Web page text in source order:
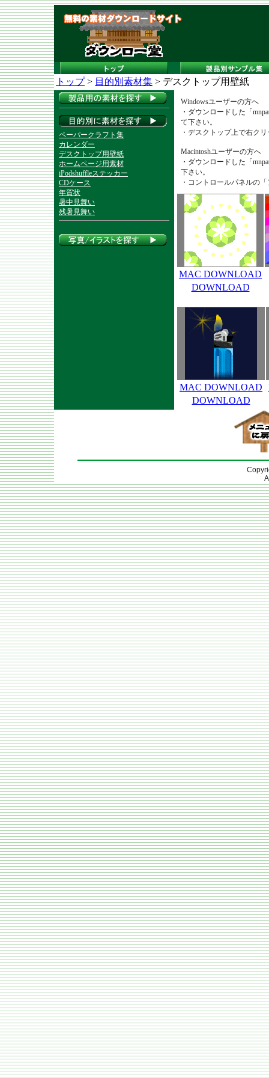
トップ> 目的別素材集 > デスクトップ用壁紙
ペーパークラフト集
カレンダー
デスクトップ用壁紙
ホームページ用素材
iPodshuffleステッカー
CDケース
年賀状
暑中見舞い
残暑見舞い
Windowsユーザーの方へ
・ダウンロードした「
て下さい。
・デスクトップ上で右ク
Macintoshユーザーの方へ
・ダウンロードした「
下さい。
・コントロールパネルの
MAC DOWNLOAD
DOWNLOAD
MAC DOWNLOAD
DOWNLOAD